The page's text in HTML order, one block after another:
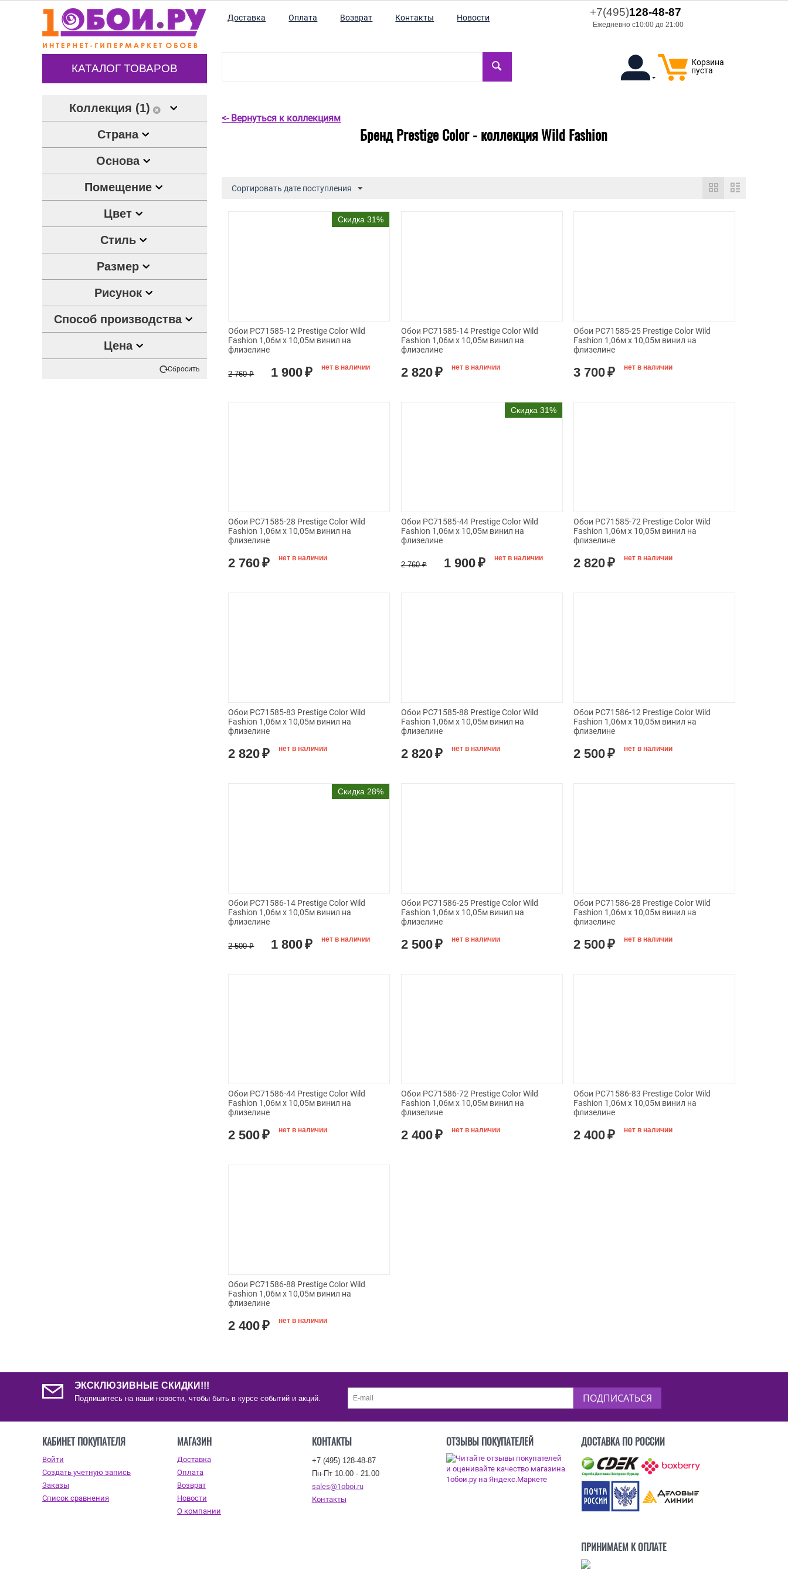
КАТАЛОГ ТОВАРОВ
Доставка Оплата Возврат Контакты Новости +7(495)128-48-87
Ежедневно с10:00 до 21:00
Корзина
пуста
Коллекция (1)
Страна
Основа
Помещение
Цвет
Стиль
Размер
Рисунок
Способ производства
Цена
Сбросить
<- Вернуться к коллекциям
Бренд Prestige Color - коллекция Wild Fashion
Сортировать дате поступления
Скидка 31%
Обои PC71585-12 Prestige Color Wild
Fashion 1,06м х 10,05м винил на
флизелине
2 760 ₽ 1 900₽ нет в наличии
Обои PC71585-14 Prestige Color Wild
Fashion 1,06м х 10,05м винил на
флизелине
2 820₽ нет в наличии
Обои PC71585-25 Prestige Color Wild
Fashion 1,06м х 10,05м винил на
флизелине
3 700₽ нет в наличии
Обои PC71585-28 Prestige Color Wild
Fashion 1,06м х 10,05м винил на
флизелине
2 760₽ нет в наличии
Скидка 31%
Обои PC71585-44 Prestige Color Wild
Fashion 1,06м х 10,05м винил на
флизелине
2 760 ₽ 1 900₽ нет в наличии
Обои PC71585-72 Prestige Color Wild
Fashion 1,06м х 10,05м винил на
флизелине
2 820₽ нет в наличии
Обои PC71585-83 Prestige Color Wild
Fashion 1,06м х 10,05м винил на
флизелине
2 820₽ нет в наличии
Обои PC71585-88 Prestige Color Wild
Fashion 1,06м х 10,05м винил на
флизелине
2 820₽ нет в наличии
Обои PC71586-12 Prestige Color Wild
Fashion 1,06м х 10,05м винил на
флизелине
2 500₽ нет в наличии
Скидка 28%
Обои PC71586-14 Prestige Color Wild
Fashion 1,06м х 10,05м винил на
флизелине
2 500 ₽ 1 800₽ нет в наличии
Обои PC71586-25 Prestige Color Wild
Fashion 1,06м х 10,05м винил на
флизелине
2 500₽ нет в наличии
Обои PC71586-28 Prestige Color Wild
Fashion 1,06м х 10,05м винил на
флизелине
2 500₽ нет в наличии
Обои PC71586-44 Prestige Color Wild
Fashion 1,06м х 10,05м винил на
флизелине
2 500₽ нет в наличии
Обои PC71586-72 Prestige Color Wild
Fashion 1,06м х 10,05м винил на
флизелине
2 400₽ нет в наличии
Обои PC71586-83 Prestige Color Wild
Fashion 1,06м х 10,05м винил на
флизелине
2 400₽ нет в наличии
Обои PC71586-88 Prestige Color Wild
Fashion 1,06м х 10,05м винил на
флизелине
2 400₽ нет в наличии
ЭКСКЛЮЗИВНЫЕ СКИДКИ!!!
Подпишитесь на наши новости, чтобы быть в курсе событий и акций. ПОДПИСАТЬСЯ
КАБИНЕТ ПОКУПАТЕЛЯ
Войти
Создать учетную запись
Заказы
Список сравнения
МАГАЗИН
Доставка
Оплата
Возврат
Новости
О компании
КОНТАКТЫ
+7 (495) 128-48-87
Пн-Пт 10.00 - 21.00
sales@1oboi.ru
Контакты
ОТЗЫВЫ ПОКУПАТЕЛЕЙ ДОСТАВКА ПО РОССИИ
ПРИНИМАЕМ К ОПЛАТЕ